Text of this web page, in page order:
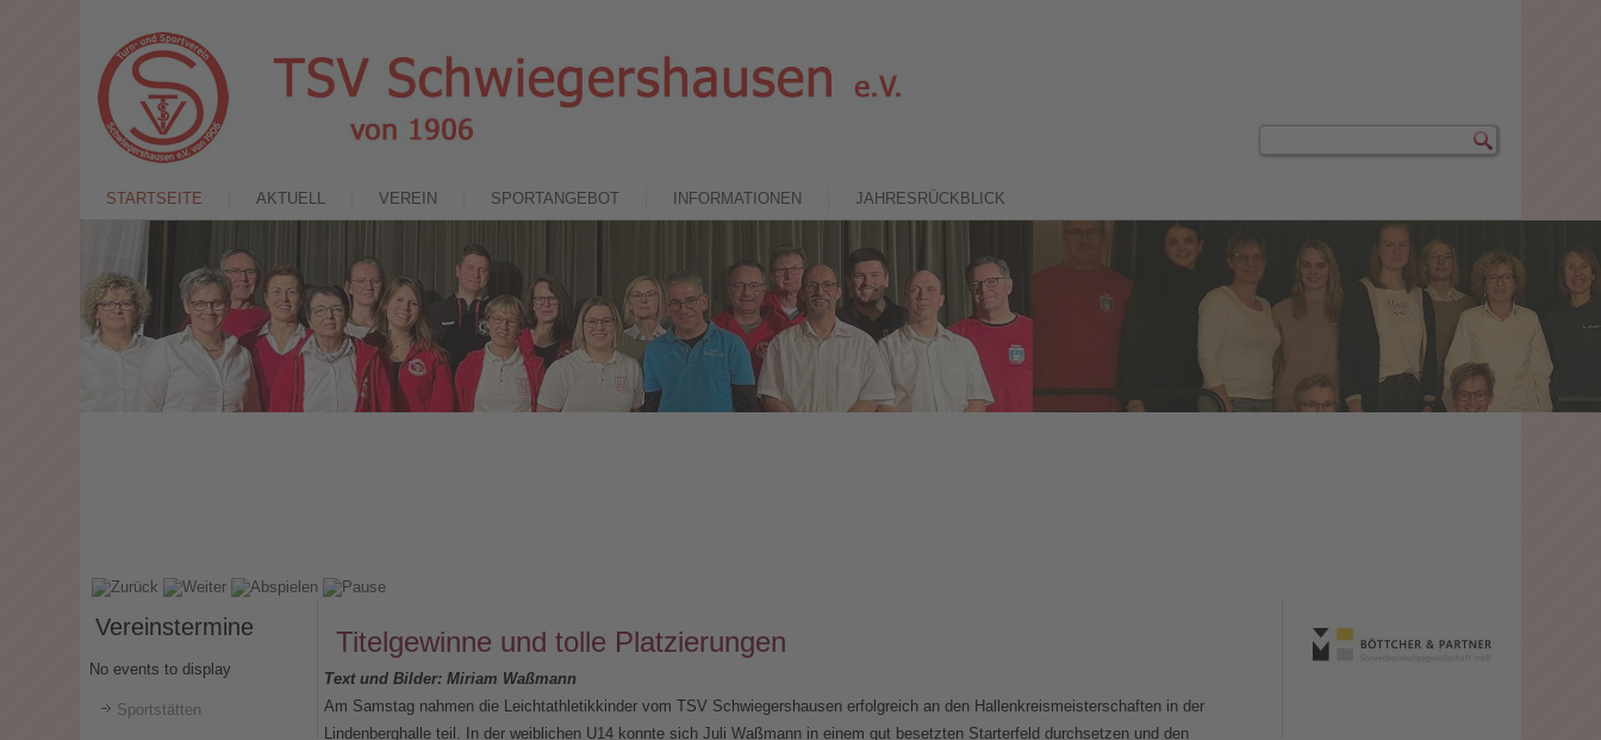
STARTSEITE AKTUELL VEREIN SPORTANGEBOT INFORMATIONEN JAHRESRÜCKBLICK
Vereinstermine
No events to display
Sportstätten
Titelgewinne und tolle Platzierungen
Text und Bilder: Miriam Waßmann
Am Samstag nahmen die Leichtathletikkinder vom TSV Schwiegershausen erfolgreich an den Hallenkreismeisterschaften in der
Lindenberghalle teil. In der weiblichen U14 konnte sich Juli Waßmann in einem gut besetzten Starterfeld durchsetzen und den